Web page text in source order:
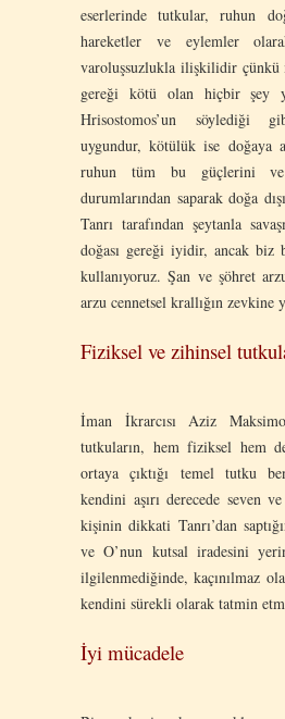
eserlerinde tutkular, ruhun
hareketler ve eylemler
varoluşsuzlukla ilişkilidir çünkü
gereği kötü olan hiçbir şey
Hrisostomos’un söylediği
uygundur, kötülük ise doğaya
ruhun tüm bu güçlerini
durumlarından saparak doğa
Tanrı tarafından şeytanla
doğası gereği iyidir, ancak biz
kullanıyoruz. Şan ve şöhret
arzu cennetsel krallığın zevkine
Fiziksel ve zihinsel
İman İkrarcısı Aziz
tutkuların, hem fiziksel hem
ortaya çıktığı temel tutku
kendini aşırı derecede seven
kişinin dikkati Tanrı’dan
ve O’nun kutsal iradesini
ilgilenmediğinde, kaçınılmaz
kendini sürekli olarak tatmin
İyi mücadele